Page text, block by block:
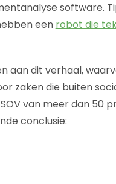
software.
een robot die
aan dit verhaal,
zaken die buiten
van meer dan 50
conclusie: